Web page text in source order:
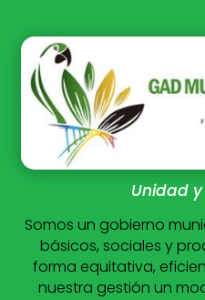
Unidad
Somos un gobierno
básicos, sociales y
forma equitativa,
nuestra gestión un